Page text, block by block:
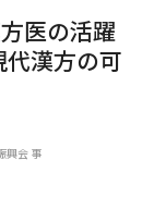
医の活躍
漢方の可
興会 事